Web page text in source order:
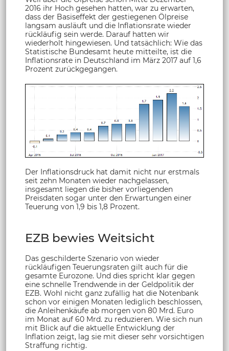
2016 ihr Hoch gesehen hatten, war zu erwarten,
dass der Basiseffekt der gestiegenen Ölpreise
langsam ausläuft und die Inflationsrate wieder
rückläufig sein werde. Darauf hatten wir
wiederholt hingewiesen. Und tatsächlich: Wie das
Statistische Bundesamt heute mitteilte, ist die
Inflationsrate in Deutschland im März 2017 auf 1,6
Prozent zurückgegangen.
Der Inflationsdruck hat damit nicht nur erstmals
seit zehn Monaten wieder nachgelassen,
insgesamt liegen die bisher vorliegenden
Preisdaten sogar unter den Erwartungen einer
Teuerung von 1,9 bis 1,8 Prozent.
EZB bewies Weitsicht
Das geschilderte Szenario von wieder
rückläufigen Teuerungsraten gilt auch für die
gesamte Eurozone. Und dies spricht klar gegen
eine schnelle Trendwende in der Geldpolitik der
EZB. Wohl nicht ganz zufällig hat die Notenbank
schon vor einigen Monaten lediglich beschlossen,
die Anleihenkäufe ab morgen von 80 Mrd. Euro
im Monat auf 60 Mrd. zu reduzieren. Wie sich nun
mit Blick auf die aktuelle Entwicklung der
Inflation zeigt, lag sie mit dieser sehr vorsichtigen
Straffung richtig.